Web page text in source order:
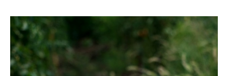
Services